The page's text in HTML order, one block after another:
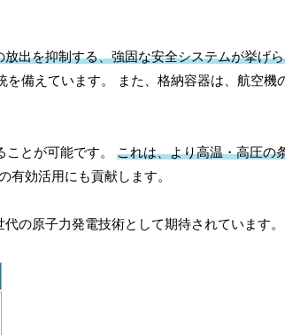
出を抑制する、強固な安全システムが挙げ
備えています。 また、格納容器は、航空機
ことが可能です。 これは、より高温・高圧の
有効活用にも貢献します。
の原子力発電技術として期待されています。